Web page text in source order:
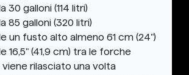
30 galloni (114 litri)
85 galloni (320 litri)
un fusto alto almeno 61 cm (24")
16,5" (41,9 cm) tra le forche
viene rilasciato una volta